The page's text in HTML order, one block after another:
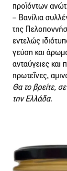
προϊόντων
– Βανίλια
της
εντελώς
γεύση και
ανταύγειες και
πρωτεΐνες,
Θα το βρείτε,
την Ελλάδα.